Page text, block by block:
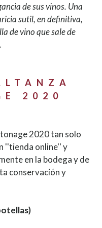
de sus vinos. Una
sutil, en definitiva,
de vino que sale de
2020
2020 tan solo
''tienda online'' y
en la bodega y de
conservación y